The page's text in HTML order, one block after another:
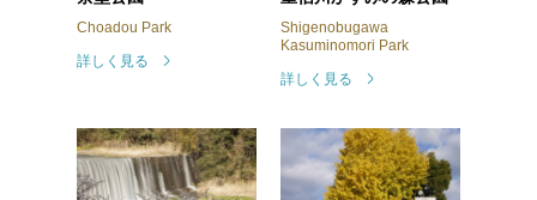
Choadou Park
詳しく見る
Shigenobugawa
Kasuminomori Park
詳しく見る
東温市観光物産協会の
オンラインショップ